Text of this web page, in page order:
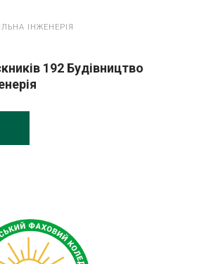
ІНЖЕНЕРІЯ
192 Будівництво